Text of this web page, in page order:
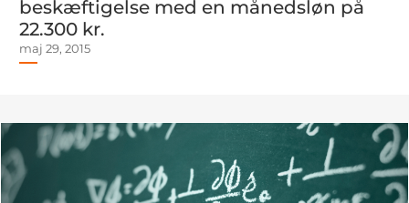
beskæftigelse med en månedsløn på
22.300 kr.
maj 29, 2015